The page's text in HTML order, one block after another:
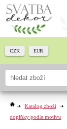
Katalog zboží
doplňky podle motivu
CZK EUR